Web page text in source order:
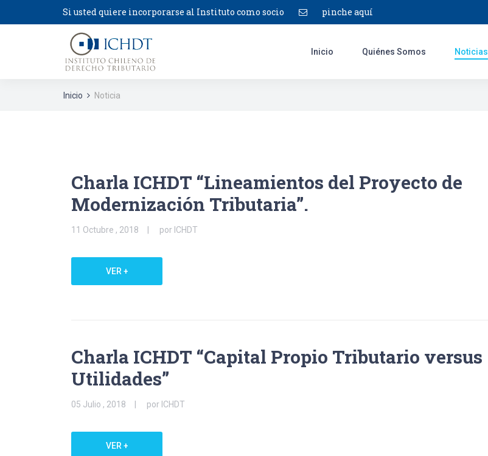
Si usted quiere incorporarse al Instituto como socio pinche aquí
Inicio Quiénes Somos Noticias
Inicio Noticia
Charla ICHDT “Lineamientos del Proyecto de
Modernización Tributaria”.
11 Octubre , 2018 por ICHDT
VER +
Charla ICHDT “Capital Propio Tributario versus
Utilidades”
05 Julio , 2018 por ICHDT
VER +